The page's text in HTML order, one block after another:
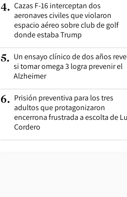
4. Cazas F-16 interceptan dos
aeronaves civiles que violaron
espacio aéreo sobre club de golf
donde estaba Trump
5. Un ensayo clínico de dos años
si tomar omega 3 logra prevenir el
Alzheimer
6. Prisión preventiva para los tres
adultos que protagonizaron
encerrona frustrada a escolta de
Cordero